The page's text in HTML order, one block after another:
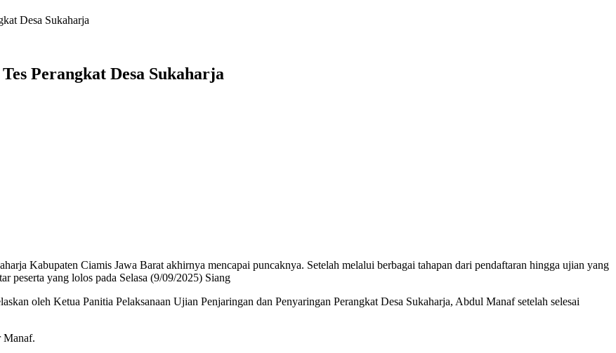
Desa Sukaharja
Perangkat Desa Sukaharja
Kabupaten Ciamis Jawa Barat akhirnya mencapai puncaknya. Setelah melalui berbagai tahapan dari pendaftaran hingga ujian yang
peserta yang lolos pada Selasa (9/09/2025) Siang
oleh Ketua Panitia Pelaksanaan Ujian Penjaringan dan Penyaringan Perangkat Desa Sukaharja, Abdul Manaf setelah selesai
Manaf.